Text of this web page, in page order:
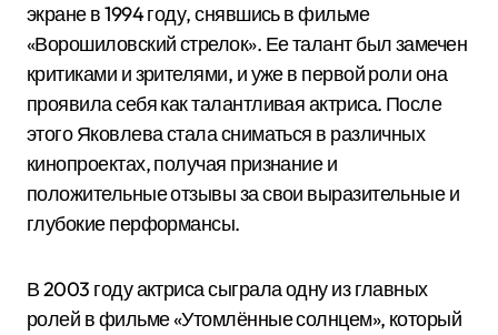
экране в 1994 году, снявшись в фильме
«Ворошиловский стрелок». Ее талант был замечен
критиками и зрителями, и уже в первой роли она
проявила себя как талантливая актриса. После
этого Яковлева стала сниматься в различных
кинопроектах, получая признание и
положительные отзывы за свои выразительные и
глубокие перформансы.
В 2003 году актриса сыграла одну из главных
ролей в фильме «Утомлённые солнцем», который